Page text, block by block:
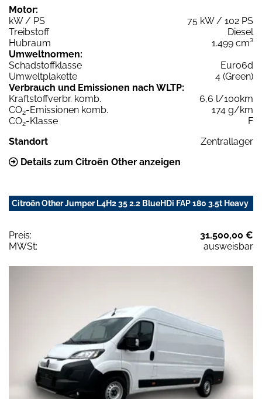
Motor:
kW / PS
75 kW / 102 PS
Treibstoff
Diesel
Hubraum
1.499 cm³
Umweltnormen:
Schadstoffklasse
Euro6d
Umweltplakette
4 (Green)
Verbrauch und Emissionen nach WLTP:
Kraftstoffverbr. komb.
6,6 l/100km
CO2-Emissionen komb.
174 g/km
CO2-Klasse
F
Standort
Zentrallager
Details zum Citroën Other anzeigen
Citroën Other Jumper L4H2 35 2.2 BlueHDi FAP 180 3.5t Heavy
Preis:
31.500,00 €
MWSt:
ausweisbar